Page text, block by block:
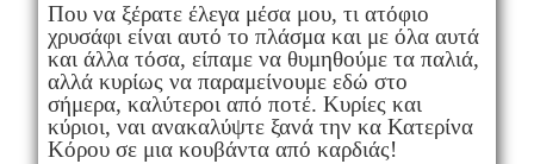
Που να ξέρατε έλεγα μέσα μου, τι ατόφιο
χρυσάφι είναι αυτό το πλάσμα και με όλα αυτά
και άλλα τόσα, είπαμε να θυμηθούμε τα παλιά,
αλλά κυρίως να παραμείνουμε εδώ στο
σήμερα, καλύτεροι από ποτέ. Κυρίες και
κύριοι, ναι ανακαλύψτε ξανά την κα Κατερίνα
Κόρου σε μια κουβάντα από καρδιάς!